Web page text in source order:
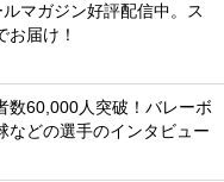
マガジン好評配信中。ス
お届け！
数60,000人突破！バレーボ
などの選手のインタビュー